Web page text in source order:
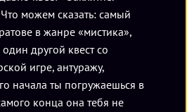
можем сказать: самый
в жанре «мистика»,
другой квест со
игре, антуражу,
начала ты погружаешься в
конца она тебя не